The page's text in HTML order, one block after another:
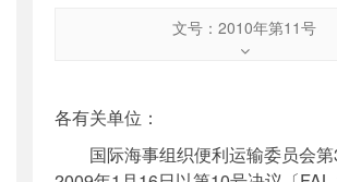
文号：2010年第11号
2010年第11号
公开日期
机构分类：国际合作司
各有关单位：
国际海事组织便利运输委员会第